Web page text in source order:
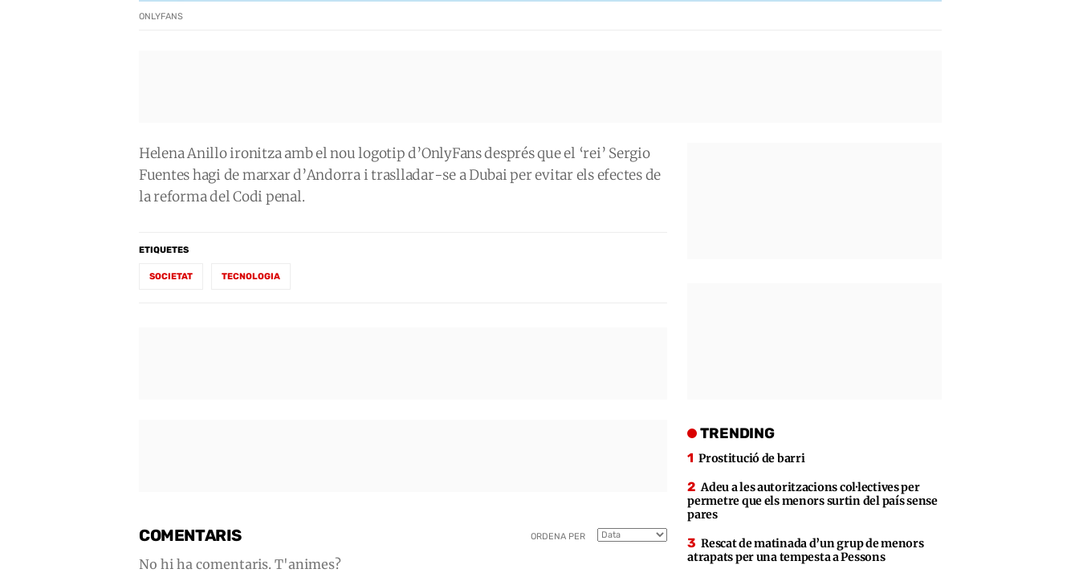
ONLYFANS
Helena Anillo ironitza amb el nou logotip d’OnlyFans després que el ‘rei’ Sergio
Fuentes hagi de marxar d’Andorra i traslladar-se a Dubai per evitar els efectes de
la reforma del Codi penal.
ETIQUETES
SOCIETAT TECNOLOGIA
COMENTARIS ORDENA PER
No hi ha comentaris. T'animes?
TRENDING
Prostitució de barri
Adeu a les autoritzacions col·lectives per
permetre que els menors surtin del país sense
pares
Rescat de matinada d’un grup de menors
atrapats per una tempesta a Pessons